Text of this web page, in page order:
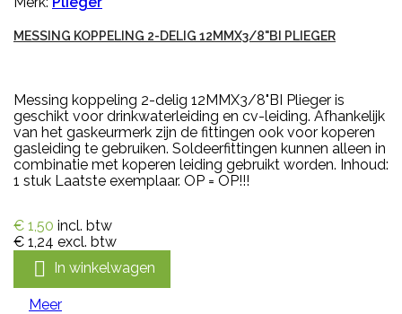
MESSING KOPPELING 2-DELIG 12MMX3/8"BI PLIEGER
Messing koppeling 2-delig 12MMX3/8"BI Plieger is
geschikt voor drinkwaterleiding en cv-leiding. Afhankelijk
van het gaskeurmerk zijn de fittingen ook voor koperen
gasleiding te gebruiken. Soldeerfittingen kunnen alleen in
combinatie met koperen leiding gebruikt worden. Inhoud:
1 stuk Laatste exemplaar. OP = OP!!!
€ 1,50 incl. btw
€ 1,24 excl. btw
 In winkelwagen
Meer